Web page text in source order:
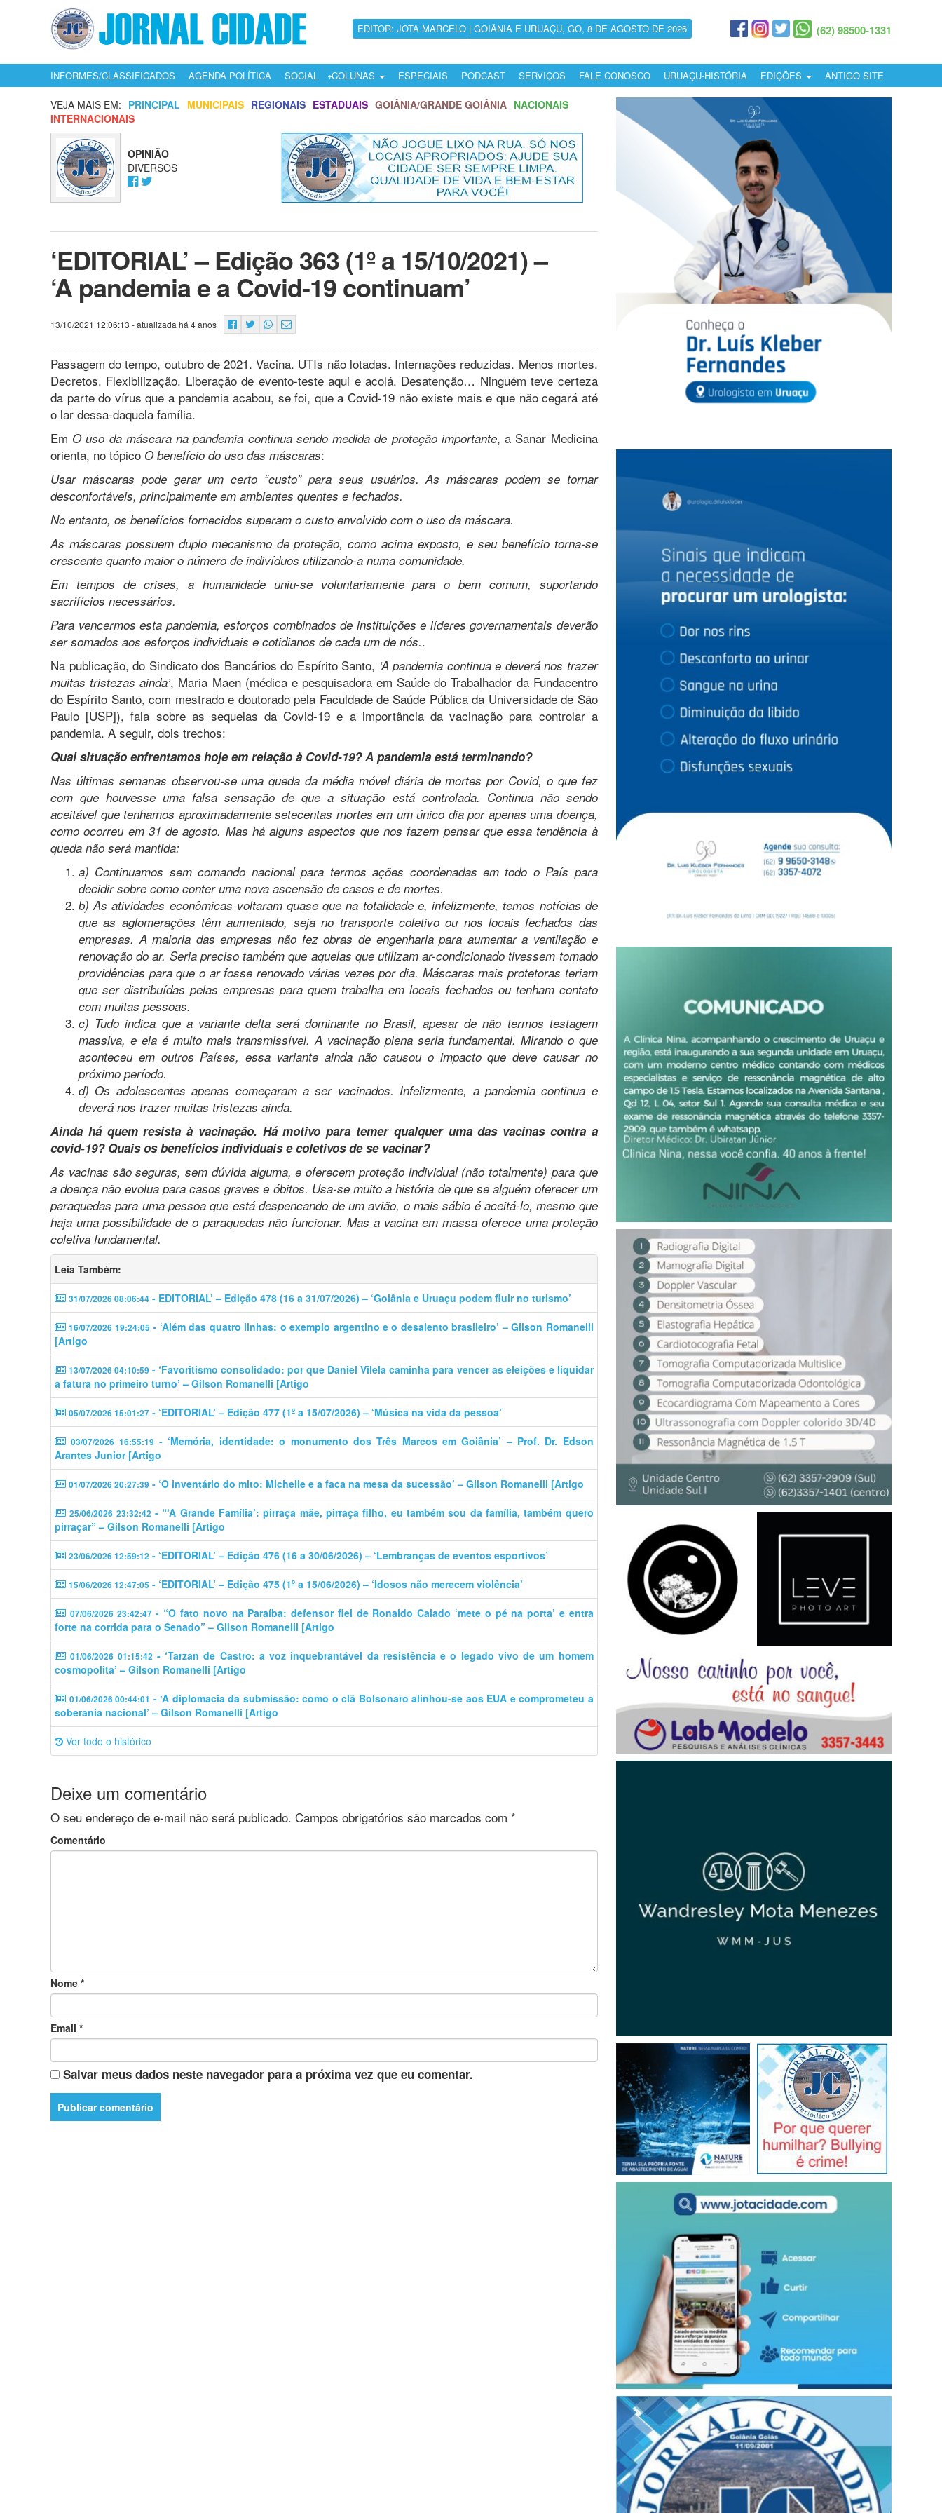
EDITOR: JOTA MARCELO | GOIÂNIA E URUAÇU, GO, 8 DE AGOSTO DE 2026 (62) 98500-1331
INFORMES/CLASSIFICADOS AGENDA POLÍTICA SOCIAL COLUNAS ESPECIAIS PODCAST SERVIÇOS FALE CONOSCO URUAÇU-HISTÓRIA EDIÇÕES ANTIGO SITE
VEJA MAIS EM: PRINCIPAL MUNICIPAIS REGIONAIS ESTADUAIS GOIÂNIA/GRANDE GOIÂNIA NACIONAIS
INTERNACIONAIS
OPINIÃO
DIVERSOS
‘EDITORIAL’ – Edição 363 (1º a 15/10/2021) –
‘A pandemia e a Covid-19 continuam’
13/10/2021 12:06:13 - atualizada há 4 anos
Passagem do tempo, outubro de 2021. Vacina. UTIs não lotadas. Internações reduzidas. Menos mortes.
Decretos. Flexibilização. Liberação de evento-teste aqui e acolá. Desatenção… Ninguém teve certeza
da parte do vírus que a pandemia acabou, se foi, que a Covid-19 não existe mais e que não cegará até
o lar dessa-daquela família.
Em O uso da máscara na pandemia continua sendo medida de proteção importante, a Sanar Medicina
orienta, no tópico O benefício do uso das máscaras:
Usar máscaras pode gerar um certo “custo” para seus usuários. As máscaras podem se tornar
desconfortáveis, principalmente em ambientes quentes e fechados.
No entanto, os benefícios fornecidos superam o custo envolvido com o uso da máscara.
As máscaras possuem duplo mecanismo de proteção, como acima exposto, e seu benefício torna-se
crescente quanto maior o número de indivíduos utilizando-a numa comunidade.
Em tempos de crises, a humanidade uniu-se voluntariamente para o bem comum, suportando
sacrifícios necessários.
Para vencermos esta pandemia, esforços combinados de instituições e líderes governamentais deverão
ser somados aos esforços individuais e cotidianos de cada um de nós..
Na publicação, do Sindicato dos Bancários do Espírito Santo, ‘A pandemia continua e deverá nos trazer
muitas tristezas ainda’, Maria Maen (médica e pesquisadora em Saúde do Trabalhador da Fundacentro
do Espírito Santo, com mestrado e doutorado pela Faculdade de Saúde Pública da Universidade de São
Paulo [USP]), fala sobre as sequelas da Covid-19 e a importância da vacinação para controlar a
pandemia. A seguir, dois trechos:
Qual situação enfrentamos hoje em relação à Covid-19? A pandemia está terminando?
Nas últimas semanas observou-se uma queda da média móvel diária de mortes por Covid, o que fez
com que houvesse uma falsa sensação de que a situação está controlada. Continua não sendo
aceitável que tenhamos aproximadamente setecentas mortes em um único dia por apenas uma doença,
como ocorreu em 31 de agosto. Mas há alguns aspectos que nos fazem pensar que essa tendência à
queda não será mantida:
a) Continuamos sem comando nacional para termos ações coordenadas em todo o País para
decidir sobre como conter uma nova ascensão de casos e de mortes.
b) As atividades econômicas voltaram quase que na totalidade e, infelizmente, temos notícias de
que as aglomerações têm aumentado, seja no transporte coletivo ou nos locais fechados das
empresas. A maioria das empresas não fez obras de engenharia para aumentar a ventilação e
renovação do ar. Seria preciso também que aquelas que utilizam ar-condicionado tivessem tomado
providências para que o ar fosse renovado várias vezes por dia. Máscaras mais protetoras teriam
que ser distribuídas pelas empresas para quem trabalha em locais fechados ou tenham contato
com muitas pessoas.
c) Tudo indica que a variante delta será dominante no Brasil, apesar de não termos testagem
massiva, e ela é muito mais transmissível. A vacinação plena seria fundamental. Mirando o que
aconteceu em outros Países, essa variante ainda não causou o impacto que deve causar no
próximo período.
d) Os adolescentes apenas começaram a ser vacinados. Infelizmente, a pandemia continua e
deverá nos trazer muitas tristezas ainda.
Ainda há quem resista à vacinação. Há motivo para temer qualquer uma das vacinas contra a
covid-19? Quais os benefícios individuais e coletivos de se vacinar?
As vacinas são seguras, sem dúvida alguma, e oferecem proteção individual (não totalmente) para que
a doença não evolua para casos graves e óbitos. Usa-se muito a história de que se alguém oferecer um
paraquedas para uma pessoa que está despencando de um avião, o mais sábio é aceitá-lo, mesmo que
haja uma possibilidade de o paraquedas não funcionar. Mas a vacina em massa oferece uma proteção
coletiva fundamental.
Leia Também:
31/07/2026 08:06:44 - EDITORIAL’ – Edição 478 (16 a 31/07/2026) – ‘Goiânia e Uruaçu podem fluir no turismo’
16/07/2026 19:24:05 - ‘Além das quatro linhas: o exemplo argentino e o desalento brasileiro’ – Gilson Romanelli
[Artigo
13/07/2026 04:10:59 - ‘​​Favoritismo consolidado: por que Daniel Vilela caminha para vencer as eleições e liquidar
a fatura no primeiro turno’ – Gilson Romanelli [Artigo
05/07/2026 15:01:27 - ‘EDITORIAL’ – Edição 477 (1º a 15/07/2026) – ‘Música na vida da pessoa’
03/07/2026 16:55:19 - ‘Memória, identidade: o monumento dos Três Marcos em Goiânia’ – Prof. Dr. Edson
Arantes Junior [Artigo
01/07/2026 20:27:39 - ‘O inventário do mito: Michelle e a faca na mesa da sucessão’ – Gilson Romanelli [Artigo
25/06/2026 23:32:42 - “‘A Grande Família’: pirraça mãe, pirraça filho, eu também sou da família, também quero
pirraçar” – Gilson Romanelli [Artigo
23/06/2026 12:59:12 - ‘EDITORIAL’ – Edição 476 (16 a 30/06/2026) – ‘Lembranças de eventos esportivos’
15/06/2026 12:47:05 - ‘EDITORIAL’ – Edição 475 (1º a 15/06/2026) – ‘Idosos não merecem violência’
07/06/2026 23:42:47- “O fato novo na Paraíba: defensor fiel de Ronaldo Caiado ‘mete o pé na porta’ e entra
forte na corrida para o Senado” – Gilson Romanelli [Artigo
01/06/2026 01:15:42 - ‘Tarzan de Castro: a voz inquebrantável da resistência e o legado vivo de um homem
cosmopolita’ – Gilson Romanelli [Artigo
01/06/2026 00:44:01 - ‘A diplomacia da submissão: como o clã Bolsonaro alinhou-se aos EUA e comprometeu a
soberania nacional’ – Gilson Romanelli [Artigo
Ver todo o histórico
Deixe um comentário
O seu endereço de e-mail não será publicado. Campos obrigatórios são marcados com *
Comentário
Nome *
Email *
Salvar meus dados neste navegador para a próxima vez que eu comentar.